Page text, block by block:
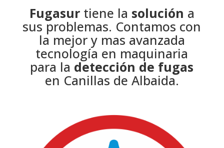
Fugasurtiene la solución a
sus problemas. Contamos con
la mejor y mas avanzada
tecnología en maquinaria
para la detección de fugas
en Canillas de Albaida.